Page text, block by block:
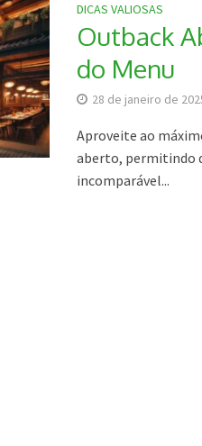
DICAS VALIOSAS
Outback
do Menu
28 de janeiro de
Aproveite ao
aberto, permitindo
incomparável...